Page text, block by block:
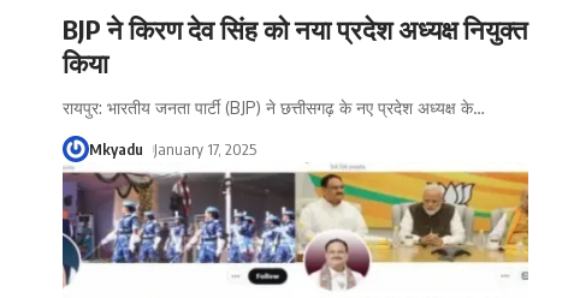
BJP ने किरण देव सिंह को नया प्रदेश अध्यक्ष नियुक्त
किया
रायपुर: भारतीय जनता पार्टी (BJP) ने छत्तीसगढ़ के नए प्रदेश अध्यक्ष के…
Mkyadu January 17, 2025